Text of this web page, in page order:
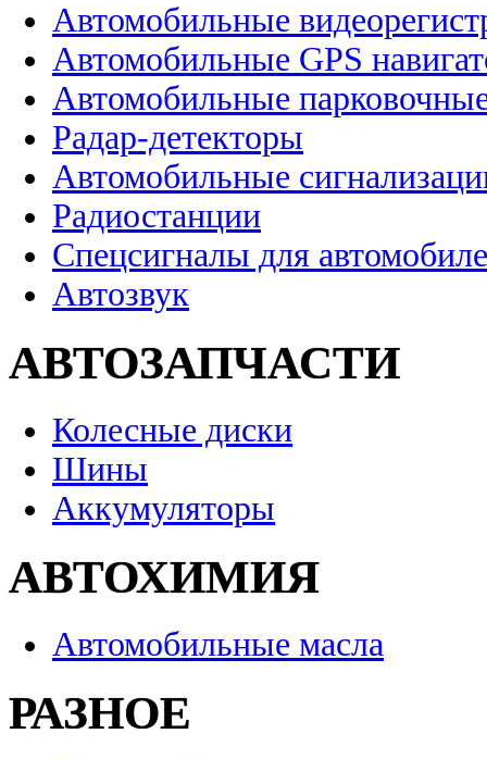
Автомобильные
Автомобильные GPS
Автомобильные
Радар-детекторы
Автомобильные
Радиостанции
Спецсигналы для
Автозвук
АВТОЗАПЧАСТИ
Колесные диски
Шины
Аккумуляторы
АВТОХИМИЯ
Автомобильные масла
РАЗНОЕ